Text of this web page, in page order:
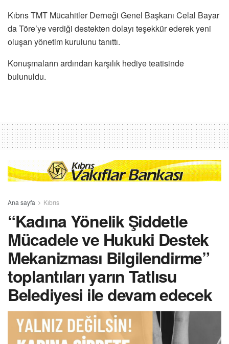
Kıbrıs TMT Mücahitler Derneği Genel Başkanı Celal Bayar
da Töre’ye verdiği destekten dolayı teşekkür ederek yeni
oluşan yönetim kurulunu tanıttı.
Konuşmaların ardından karşılık hediye teatisinde
bulunuldu.
Ana sayfa Kıbrıs
“Kadına Yönelik Şiddetle
Mücadele ve Hukuki Destek
Mekanizması Bilgilendirme”
toplantıları yarın Tatlısu
Belediyesi ile devam edecek